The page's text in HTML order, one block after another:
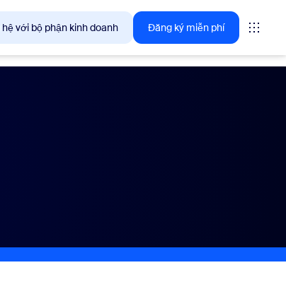
hệ với bộ phận kinh doanh Đăng ký miễn phí